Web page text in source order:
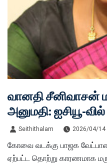
வானதி சீனிவாசன்
அனுமதி: ஐசியூ-
Seithithalam 2026/04/14
கோவை வடக்கு பாஜக
ஏற்பட்ட தொற்று காரணமாக